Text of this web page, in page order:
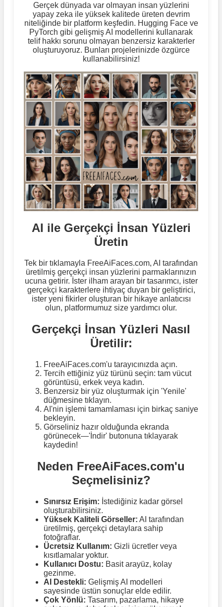
Gerçek dünyada var olmayan insan yüzlerini
yapay zeka ile yüksek kalitede üreten devrim
niteliğinde bir platform keşfedin. Hugging Face ve
PyTorch gibi gelişmiş AI modellerini kullanarak
telif hakkı sorunu olmayan benzersiz karakterler
oluşturuyoruz. Bunları projelerinizde özgürce
kullanabilirsiniz!
AI ile Gerçekçi İnsan Yüzleri
Üretin
Tek bir tıklamayla FreeAiFaces.com, AI tarafından
üretilmiş gerçekçi insan yüzlerini parmaklarınızın
ucuna getirir. İster ilham arayan bir tasarımcı, ister
gerçekçi karakterlere ihtiyaç duyan bir geliştirici,
ister yeni fikirler oluşturan bir hikaye anlatıcısı
olun, platformumuz size yardımcı olur.
Gerçekçi İnsan Yüzleri Nasıl
Üretilir:
FreeAiFaces.com'u tarayıcınızda açın.
Tercih ettiğiniz yüz türünü seçin: tam vücut
görüntüsü, erkek veya kadın.
Benzersiz bir yüz oluşturmak için 'Yenile'
düğmesine tıklayın.
AI'nin işlemi tamamlaması için birkaç saniye
bekleyin.
Görseliniz hazır olduğunda ekranda
görünecek—'İndir' butonuna tıklayarak
kaydedin!
Neden FreeAiFaces.com'u
Seçmelisiniz?
Sınırsız Erişim: İstediğiniz kadar görsel
oluşturabilirsiniz.
Yüksek Kaliteli Görseller: AI tarafından
üretilmiş, gerçekçi detaylara sahip
fotoğraflar.
Ücretsiz Kullanım: Gizli ücretler veya
kısıtlamalar yoktur.
Kullanıcı Dostu: Basit arayüz, kolay
gezinme.
AI Destekli: Gelişmiş AI modelleri
sayesinde üstün sonuçlar elde edilir.
Çok Yönlü: Tasarım, pazarlama, hikaye